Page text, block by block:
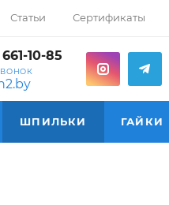
Статьи Сертификаты
10-85
ШПИЛЬКИ ГАЙКИ